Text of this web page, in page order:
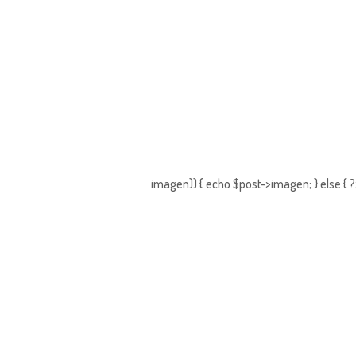
imagen)) { echo $post->imagen; } else {